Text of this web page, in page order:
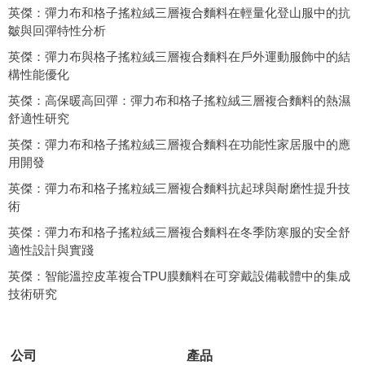
英傑：彈力布和格子搖粒絨三層複合麵料在輕量化登山服中的抗
皺與回彈特性分析
英傑：彈力布與格子搖粒絨三層複合麵料在戶外運動服飾中的結
構性能優化
英傑：高保暖高回彈：彈力布和格子搖粒絨三層複合麵料的熱濕
舒適性研究
英傑：彈力布和格子搖粒絨三層複合麵料在功能性家居服中的應
用開發
英傑：彈力布和格子搖粒絨三層複合麵料抗起球與耐磨性提升技
術
英傑：彈力布和格子搖粒絨三層複合麵料在冬季防寒服的安全舒
適性設計與實踐
英傑：智能溫控皮革複合TPU膜麵料在可穿戴設備載體中的集成
技術研究
公司 產品